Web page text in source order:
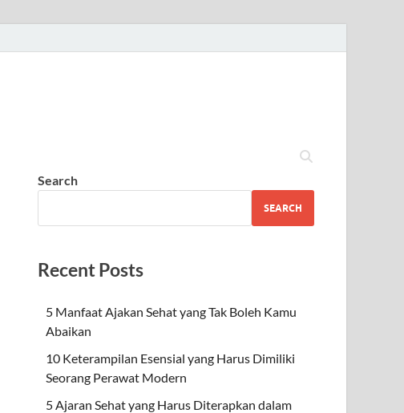
Search
SEARCH
Recent Posts
5 Manfaat Ajakan Sehat yang Tak Boleh Kamu
Abaikan
10 Keterampilan Esensial yang Harus Dimiliki
Seorang Perawat Modern
5 Ajaran Sehat yang Harus Diterapkan dalam